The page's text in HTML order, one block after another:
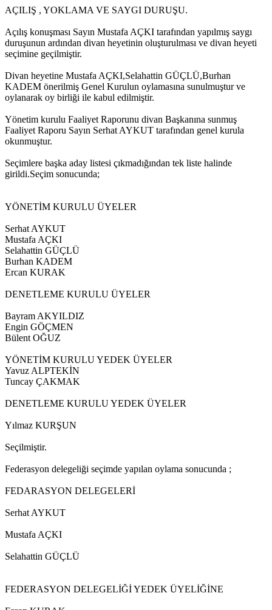
AÇILIŞ , YOKLAMA VE SAYGI DURUŞU.
Açılış konuşması Sayın Mustafa AÇKI tarafından yapılmış saygı
duruşunun ardından divan heyetinin oluşturulması ve divan heyeti
seçimine geçilmiştir.
Divan heyetine Mustafa AÇKI,Selahattin GÜÇLÜ,Burhan
KADEM önerilmiş Genel Kurulun oylamasına sunulmuştur ve
oylanarak oy birliği ile kabul edilmiştir.
Yönetim kurulu Faaliyet Raporunu divan Başkanına sunmuş
Faaliyet Raporu Sayın Serhat AYKUT tarafından genel kurula
okunmuştur.
Seçimlere başka aday listesi çıkmadığından tek liste halinde
girildi.Seçim sonucunda;
YÖNETİM KURULU ÜYELER
Serhat AYKUT
Mustafa AÇKI
Selahattin GÜÇLÜ
Burhan KADEM
Ercan KURAK
DENETLEME KURULU ÜYELER
Bayram AKYILDIZ
Engin GÖÇMEN
Bülent OĞUZ
YÖNETİM KURULU YEDEK ÜYELER
Yavuz ALPTEKİN
Tuncay ÇAKMAK
DENETLEME KURULU YEDEK ÜYELER
Yılmaz KURŞUN
Seçilmiştir.
Federasyon delegeliği seçimde yapılan oylama sonucunda ;
FEDARASYON DELEGELERİ
Serhat AYKUT
Mustafa AÇKI
Selahattin GÜÇLÜ
FEDERASYON DELEGELİĞİ YEDEK ÜYELİĞİNE